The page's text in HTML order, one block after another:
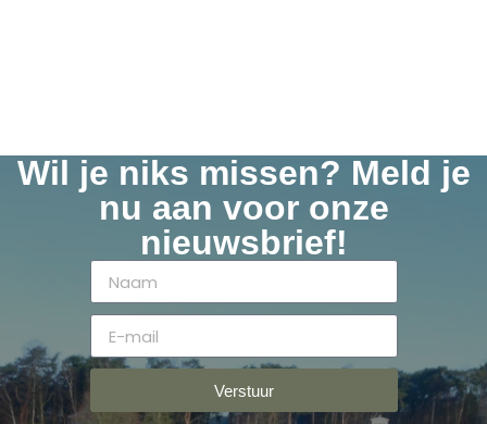
Wil je niks missen? Meld je
nu aan voor onze
nieuwsbrief!
Verstuur